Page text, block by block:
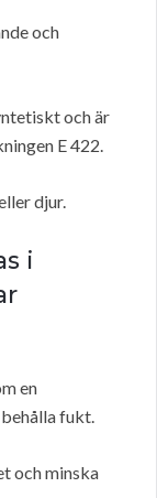
och
och är
E 422.
djur.
i
en
fukt.
och minska